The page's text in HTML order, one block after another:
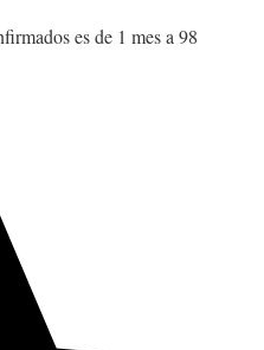
es de 1 mes a 98